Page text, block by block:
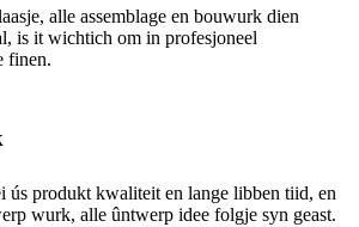
alle assemblage en bouwurk dien
is it wichtich om in profesjoneel
finen.
ús produkt kwaliteit en lange libben tiid, en
wurk, alle ûntwerp idee folgje syn geast.